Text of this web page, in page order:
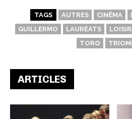
TAGS AUTRES CINÉMA
GUILLERMO
LAURÉATS
TORO
ARTICLES